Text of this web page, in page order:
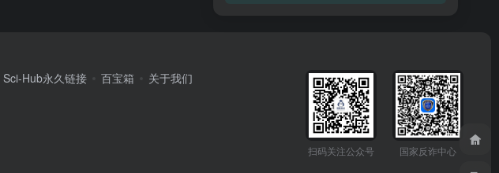
Sci-Hub永久链接 百宝箱 关于我们
扫码关注公众号 国家反诈中心